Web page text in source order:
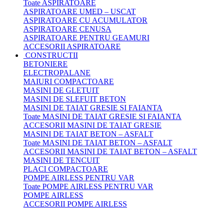
Toate ASPIRATOARE
ASPIRATOARE UMED – USCAT
ASPIRATOARE CU ACUMULATOR
ASPIRATOARE CENUSA
ASPIRATOARE PENTRU GEAMURI
ACCESORII ASPIRATOARE
CONSTRUCTII
BETONIERE
ELECTROPALANE
MAIURI COMPACTOARE
MASINI DE GLETUIT
MASINI DE SLEFUIT BETON
MASINI DE TAIAT GRESIE SI FAIANTA
Toate MASINI DE TAIAT GRESIE SI FAIANTA
ACCESORII MASINI DE TAIAT GRESIE
MASINI DE TAIAT BETON – ASFALT
Toate MASINI DE TAIAT BETON – ASFALT
ACCESORII MASINI DE TAIAT BETON – ASFALT
MASINI DE TENCUIT
PLACI COMPACTOARE
POMPE AIRLESS PENTRU VAR
Toate POMPE AIRLESS PENTRU VAR
POMPE AIRLESS
ACCESORII POMPE AIRLESS